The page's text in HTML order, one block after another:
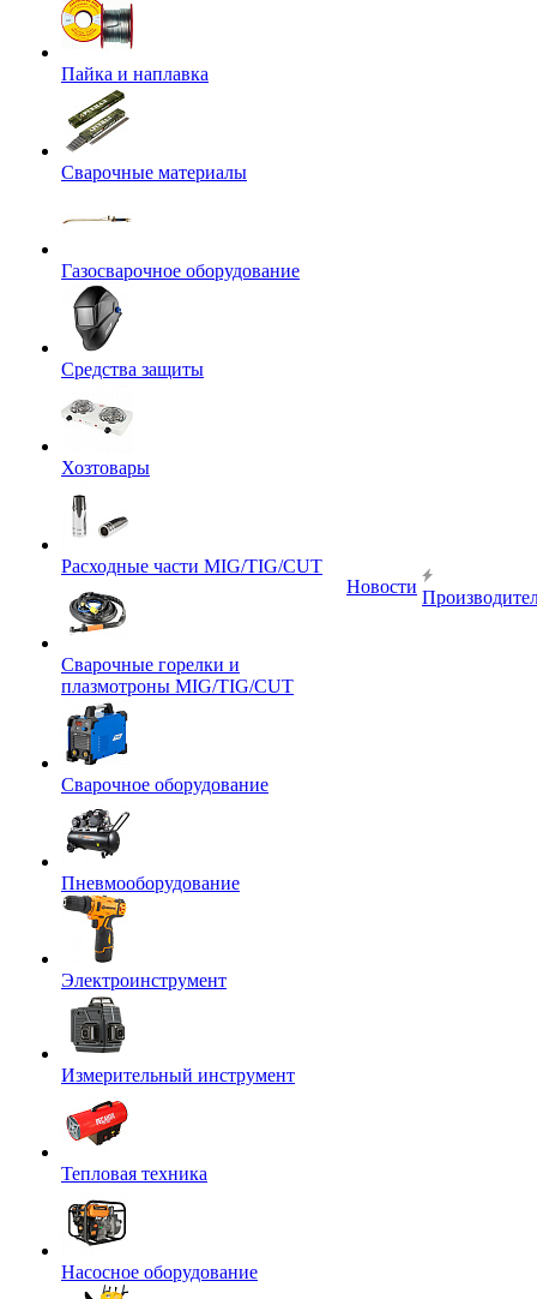
Пайка и наплавка
Сварочные материалы
Газосварочное оборудование
Средства защиты
Хозтовары
Расходные части MIG/TIG/CUT
Сварочные горелки и
плазмотроны MIG/TIG/CUT
Сварочное оборудование
Пневмооборудование
Электроинструмент
Измерительный инструмент
Тепловая техника
Насосное оборудование
Новости